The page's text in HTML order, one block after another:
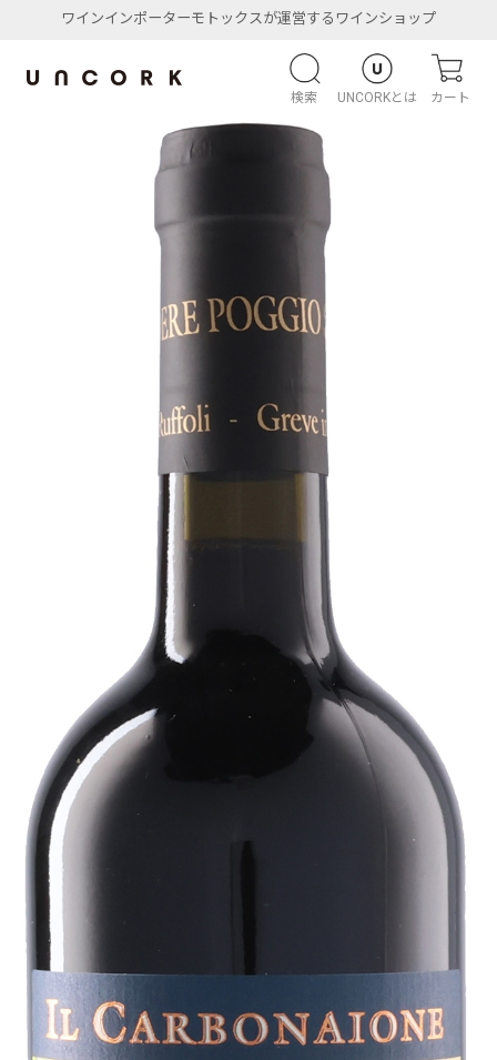
ワインインポーターモトックスが運営するワインショップ
検索 UNCORKとは カート